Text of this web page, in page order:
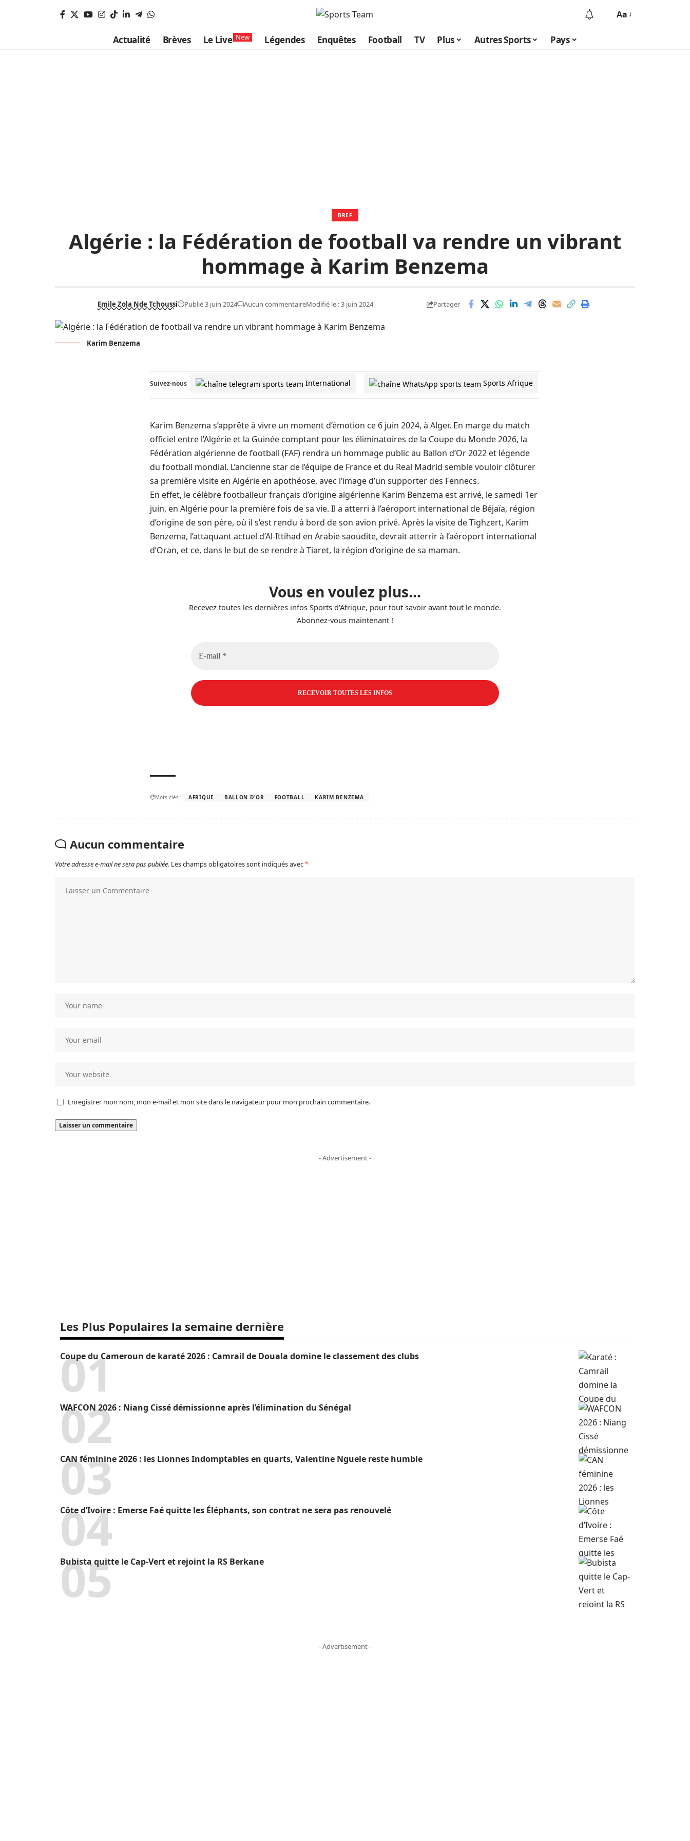
Aa
Actualité Brèves Le Live New Légendes Enquêtes Football TV Plus Autres Sports Pays
BREF
Algérie : la Fédération de football va rendre un vibrant
hommage à Karim Benzema
Emile Zola Nde Tchoussi Publié 3 juin 2024 Aucun commentaireModifié le : 3 juin 2024 Partager
Karim Benzema
Suivez-nous International Sports Afrique
Karim Benzema s’apprête à vivre un moment d’émotion ce 6 juin 2024, à Alger. En marge du match
officiel entre l’Algérie et la Guinée comptant pour les éliminatoires de la Coupe du Monde 2026, la
Fédération algérienne de football (FAF) rendra un hommage public au Ballon d’Or 2022 et légende
du football mondial. L’ancienne star de l’équipe de France et du Real Madrid semble vouloir clôturer
sa première visite en Algérie en apothéose, avec l’image d’un supporter des Fennecs.
En effet, le célèbre footballeur français d’origine algérienne Karim Benzema est arrivé, le samedi 1er
juin, en Algérie pour la première fois de sa vie. Il a atterri à l’aéroport international de Béjaïa, région
d’origine de son père, où il s’est rendu à bord de son avion privé. Après la visite de Tighzert, Karim
Benzema, l’attaquant actuel d’Al-Ittihad en Arabie saoudite, devrait atterrir à l’aéroport international
d’Oran, et ce, dans le but de se rendre à Tiaret, la région d’origine de sa maman.
Vous en voulez plus...
Recevez toutes les dernières infos Sports d'Afrique, pour tout savoir avant tout le monde.
Abonnez-vous maintenant !
Mots clés : AFRIQUE BALLON D'OR FOOTBALL KARIM BENZEMA
Aucun commentaire
Votre adresse e-mail ne sera pas publiée. Les champs obligatoires sont indiqués avec*
Enregistrer mon nom, mon e-mail et mon site dans le navigateur pour mon prochain commentaire.
- Advertisement -
Les Plus Populaires la semaine dernière
Coupe du Cameroun de karaté 2026 : Camrail de Douala domine le classement des clubs
WAFCON 2026 : Niang Cissé démissionne après l’élimination du Sénégal
CAN féminine 2026 : les Lionnes Indomptables en quarts, Valentine Nguele reste humble
Côte d’Ivoire : Emerse Faé quitte les Éléphants, son contrat ne sera pas renouvelé
Bubista quitte le Cap-Vert et rejoint la RS Berkane
- Advertisement -